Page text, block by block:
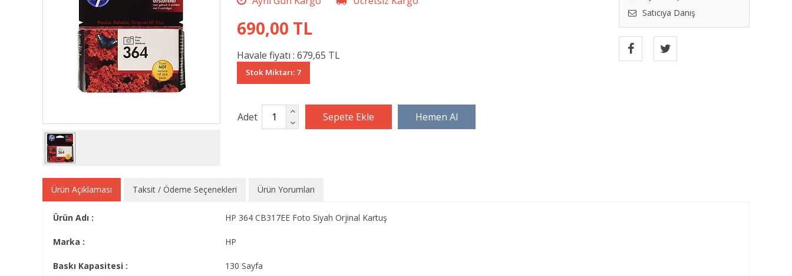
Satıcıya Danış
690,00 TL
Havale fiyatı : 679,65 TL
Stok Miktarı: 7
Adet
Ürün Açıklaması Taksit / Ödeme Seçenekleri Ürün Yorumları
Ürün Adı : HP 364 CB317EE Foto Siyah Orjinal Kartuş
Marka : HP
Baskı Kapasitesi : 130 Sayfa